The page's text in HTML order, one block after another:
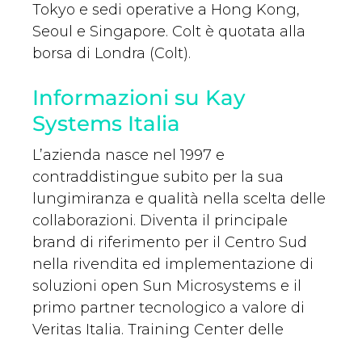
Tokyo e sedi operative a Hong Kong,
Seoul e Singapore. Colt è quotata alla
borsa di Londra (Colt).
Informazioni su Kay
Systems Italia
L’azienda nasce nel 1997 e
contraddistingue subito per la sua
lungimiranza e qualità nella scelta delle
collaborazioni. Diventa il principale
brand di riferimento per il Centro Sud
nella rivendita ed implementazione di
soluzioni open Sun Microsystems e il
primo partner tecnologico a valore di
Veritas Italia. Training Center delle